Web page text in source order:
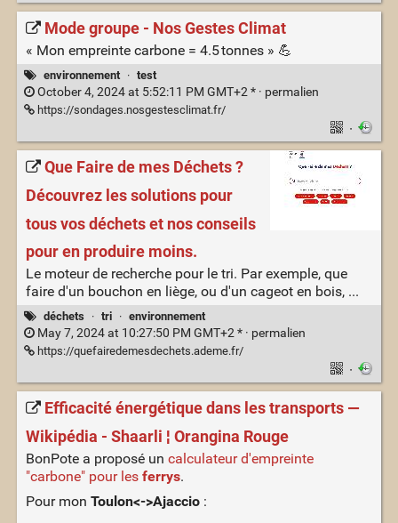
Mode groupe - Nos Gestes Climat
« Mon empreinte carbone = 4.5 tonnes » 💪
environnement · test
October 4, 2024 at 5:52:11 PM GMT+2 * · permalien
https://sondages.nosgestesclimat.fr/
·
Que Faire de mes Déchets ?
Découvrez les solutions pour
tous vos déchets et nos conseils
pour en produire moins.
Le moteur de recherche pour le tri. Par exemple, que
faire d'un bouchon en liège, ou d'un cageot en bois, ...
déchets · tri · environnement
May 7, 2024 at 10:27:50 PM GMT+2 * · permalien
https://quefairedemesdechets.ademe.fr/
·
Efficacité énergétique dans les transports —
Wikipédia - Shaarli ¦ Orangina Rouge
BonPote a proposé un calculateur d'empreinte
"carbone" pour les ferrys.
Pour mon Toulon<->Ajaccio: